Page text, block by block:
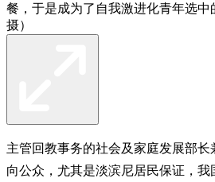
餐，于是成为了自我激进化青年选
摄）
主管回教事务的社会及家庭发展部
向公众，尤其是淡滨尼居民保证，